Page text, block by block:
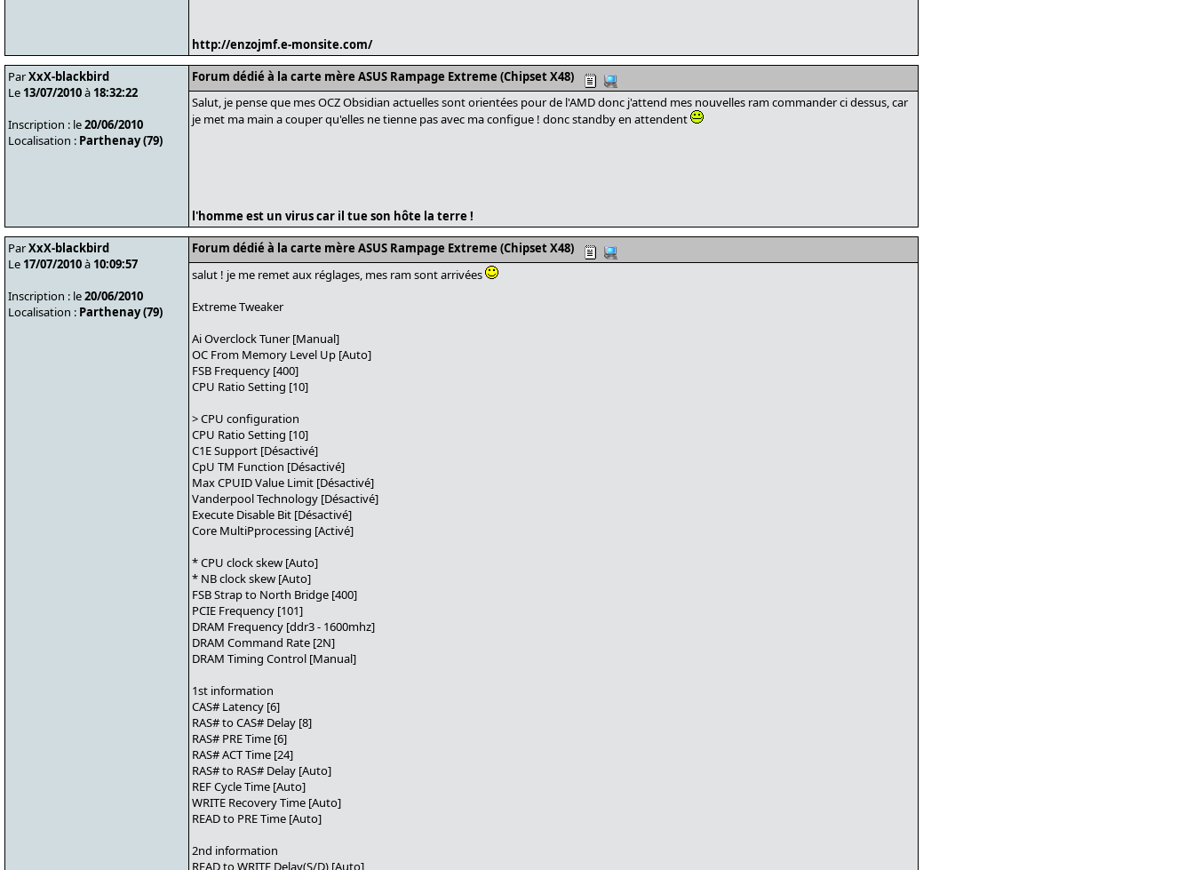
http://enzojmf.e-monsite.com/
ParXxX-blackbird
Le 13/07/2010à 18:32:22
Inscription : le20/06/2010
Localisation : Parthenay (79)
Forum dédié à la carte mère ASUS Rampage Extreme (Chipset X48)
Salut, je pense que mes OCZ Obsidian actuelles sont orientées pour de l'AMD donc j'attend mes nouvelles ram commander ci dessus, car
je met ma main a couper qu'elles ne tienne pas avec ma configue ! donc standby en attendent
l'homme est un virus car il tue son hôte la terre !
ParXxX-blackbird
Le 17/07/2010à 10:09:57
Inscription : le20/06/2010
Localisation : Parthenay (79)
Forum dédié à la carte mère ASUS Rampage Extreme (Chipset X48)
salut ! je me remet aux réglages, mes ram sont arrivées
Extreme Tweaker
Ai Overclock Tuner [Manual]
OC From Memory Level Up [Auto]
FSB Frequency [400]
CPU Ratio Setting [10]
> CPU configuration
CPU Ratio Setting [10]
C1E Support [Désactivé]
CpU TM Function [Désactivé]
Max CPUID Value Limit [Désactivé]
Vanderpool Technology [Désactivé]
Execute Disable Bit [Désactivé]
Core MultiPprocessing [Activé]
* CPU clock skew [Auto]
* NB clock skew [Auto]
FSB Strap to North Bridge [400]
PCIE Frequency [101]
DRAM Frequency [ddr3 - 1600mhz]
DRAM Command Rate [2N]
DRAM Timing Control [Manual]
1st information
CAS# Latency [6]
RAS# to CAS# Delay [8]
RAS# PRE Time [6]
RAS# ACT Time [24]
RAS# to RAS# Delay [Auto]
REF Cycle Time [Auto]
WRITE Recovery Time [Auto]
READ to PRE Time [Auto]
2nd information
READ to WRITE Delay(S/D) [Auto]